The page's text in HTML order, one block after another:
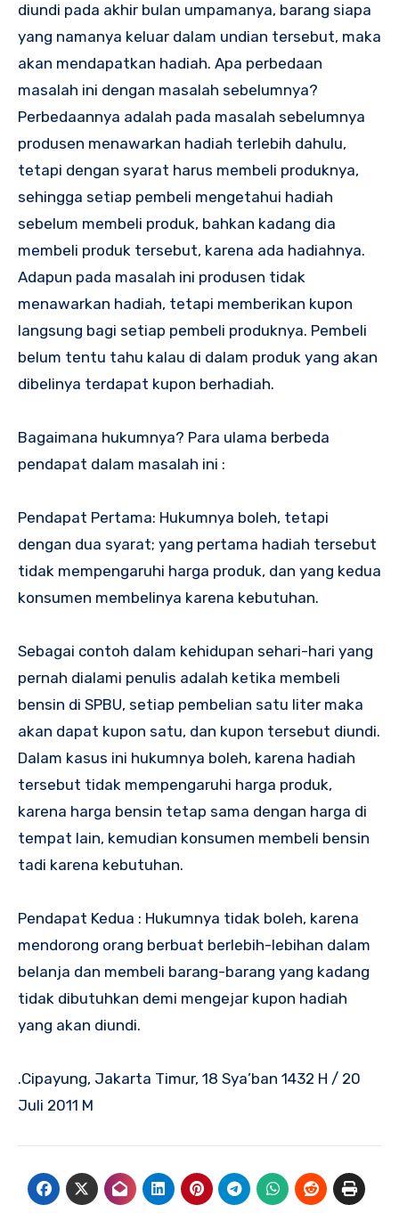
diundi pada akhir bulan umpamanya, barang siapa
yang namanya keluar dalam undian tersebut, maka
akan mendapatkan hadiah. Apa perbedaan
masalah ini dengan masalah sebelumnya?
Perbedaannya adalah pada masalah sebelumnya
produsen menawarkan hadiah terlebih dahulu,
tetapi dengan syarat harus membeli produknya,
sehingga setiap pembeli mengetahui hadiah
sebelum membeli produk, bahkan kadang dia
membeli produk tersebut, karena ada hadiahnya.
Adapun pada masalah ini produsen tidak
menawarkan hadiah, tetapi memberikan kupon
langsung bagi setiap pembeli produknya. Pembeli
belum tentu tahu kalau di dalam produk yang akan
dibelinya terdapat kupon berhadiah.
Bagaimana hukumnya? Para ulama berbeda
pendapat dalam masalah ini :
Pendapat Pertama: Hukumnya boleh, tetapi
dengan dua syarat; yang pertama hadiah tersebut
tidak mempengaruhi harga produk, dan yang kedua
konsumen membelinya karena kebutuhan.
Sebagai contoh dalam kehidupan sehari-hari yang
pernah dialami penulis adalah ketika membeli
bensin di SPBU, setiap pembelian satu liter maka
akan dapat kupon satu, dan kupon tersebut diundi.
Dalam kasus ini hukumnya boleh, karena hadiah
tersebut tidak mempengaruhi harga produk,
karena harga bensin tetap sama dengan harga di
tempat lain, kemudian konsumen membeli bensin
tadi karena kebutuhan.
Pendapat Kedua : Hukumnya tidak boleh, karena
mendorong orang berbuat berlebih-lebihan dalam
belanja dan membeli barang-barang yang kadang
tidak dibutuhkan demi mengejar kupon hadiah
yang akan diundi.
.Cipayung, Jakarta Timur, 18 Sya’ban 1432 H / 20
Juli 2011 M